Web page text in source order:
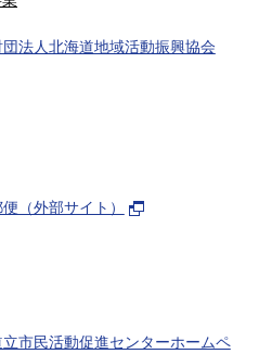
法人北海道地域活動振興協会
（外部サイト）
市民活動促進センターホームペ